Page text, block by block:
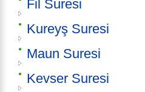
Fil Suresi
Kureyş Suresi
Maun Suresi
Kevser Suresi